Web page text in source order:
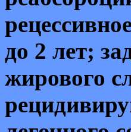
до 2 лет;
жирового